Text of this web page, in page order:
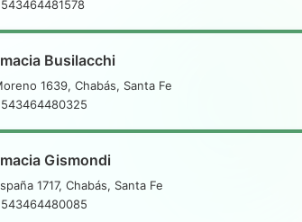
Busilacchi
1639, Chabás, Santa Fe
Gismondi
1717, Chabás, Santa Fe